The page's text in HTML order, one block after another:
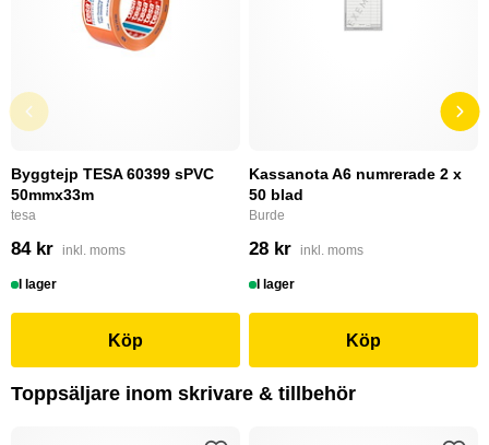
Byggtejp TESA 60399 sPVC
50mmx33m
tesa
84 kr inkl. moms
I lager
Köp
Kassanota A6 numrerade 2 x
50 blad
Burde
28 kr inkl. moms
I lager
Köp
Toppsäljare inom skrivare & tillbehör